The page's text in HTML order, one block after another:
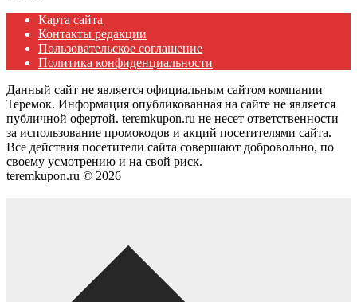
Карта сайта
Контакты редакции
Пользовательское соглашение
Политика конфиденциальности
Данный сайт не является официальным сайтом компании
Теремок. Информация опубликованная на сайте не является
публичной офертой. teremkupon.ru не несет ответственности
за использование промокодов и акций посетителями сайта.
Все действия посетители сайта совершают добровольно, по
своему усмотрению и на свой риск.
teremkupon.ru © 2026